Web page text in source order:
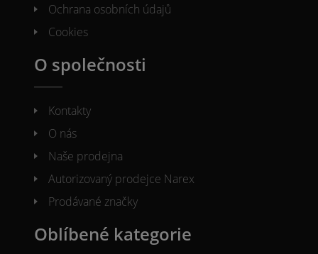
Ochrana osobních údajů
Cookies
O společnosti
Kontakty
O nás
Naše prodejna
Autorizovaný prodejce Narex
Prodávané značky
Oblíbené kategorie